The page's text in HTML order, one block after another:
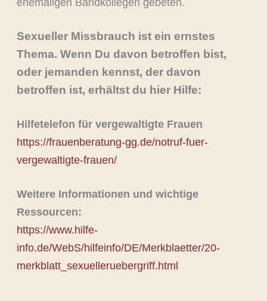
Sexueller Missbrauch ist ein ernstes
Thema. Wenn Du davon betroffen bist,
oder jemanden kennst, der davon
betroffen ist, erhältst du hier Hilfe:
Hilfetelefon für vergewaltigte Frauen
https://frauenberatung-gg.de/notruf-fuer-
vergewaltigte-frauen/
Weitere Informationen und wichtige
Ressourcen:
https://www.hilfe-
info.de/WebS/hilfeinfo/DE/Merkblaetter/20-
merkblatt_sexuelleruebergriff.html